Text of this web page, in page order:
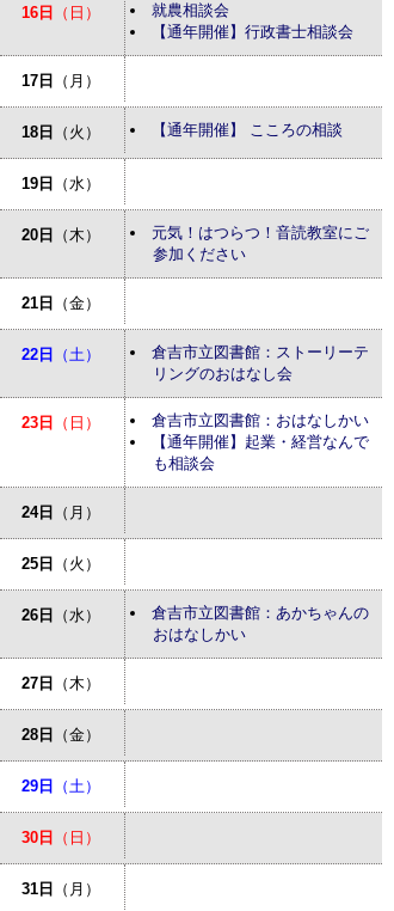
16日 （日）
就農相談会
【通年開催】行政書士相談会
17日 （月）
18日 （火） 【通年開催】 こころの相談
19日 （水）
20日 （木）
元気！はつらつ！音読教室にご
参加ください
21日 （金）
22日 （土）
倉吉市立図書館：ストーリーテ
リングのおはなし会
23日 （日）
倉吉市立図書館：おはなしかい
【通年開催】起業・経営なんで
も相談会
24日 （月）
25日 （火）
26日 （水）
倉吉市立図書館：あかちゃんの
おはなしかい
27日 （木）
28日 （金）
29日 （土）
30日 （日）
31日 （月）